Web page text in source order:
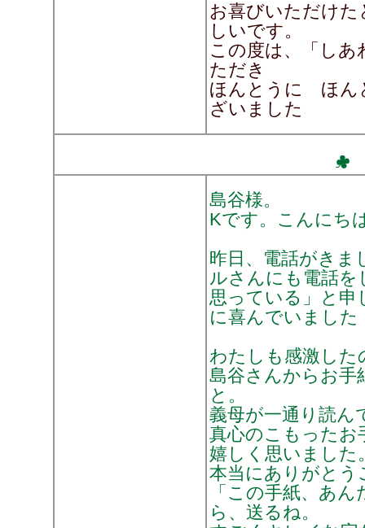
お喜びいただけた
しいです。
この度は、「しあ
ただき
ほんとうに ほん
ざいました
島谷様。
Kです。こんにち
昨日、電話がきま
ルさんにも電話を
思っている」と申
に喜んでいました
わたしも感激した
島谷さんからお手
と。
義母が一通り読ん
真心のこもったお
嬉しく思いました
本当にありがとう
「この手紙、あ
ら、送るね。